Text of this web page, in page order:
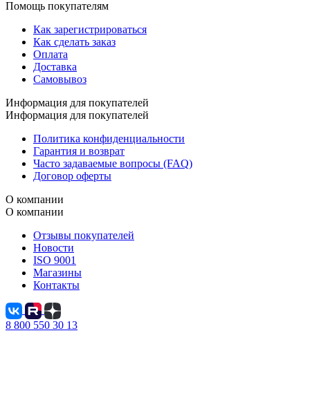
Помощь покупателям
Как зарегистрироваться
Как сделать заказ
Оплата
Доставка
Самовывоз
Информация для покупателей
Информация для покупателей
Политика конфиденциальности
Гарантия и возврат
Часто задаваемые вопросы (FAQ)
Договор оферты
О компании
О компании
Отзывы покупателей
Новости
ISO 9001
Магазины
Контакты
8 800 550 30 13